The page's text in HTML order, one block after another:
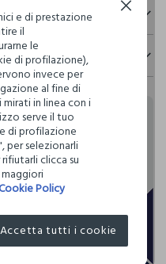
- PROCEDURA NORMALE
TEMPERATURA
PIASTRA DEL FERRO
a test chimico-
limiti che abbiamo
talvolta anche più
dalla normativa
del tuo ordine online per
che hai acquistato.
i tuoi
vantaggi, promozioni e
l'anno!
e di prestazione
il
le
di profilazione),
invece per
al fine di
in linea con i
serve il tuo
di profilazione
per selezionarli
clicca su
Policy
Accetta tutti i cookie
Continua senza accettare